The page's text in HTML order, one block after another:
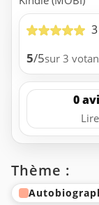
5/5sur 3
0
Lire
Thème :